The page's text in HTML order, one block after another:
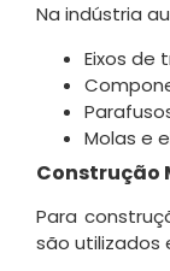
Na indústria
Eixos de
Molas e
Construção
Para
são utilizados